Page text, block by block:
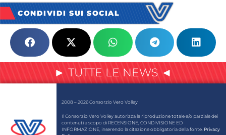
CONDIVIDI SUI SOCIAL
► TUTTE LE NEWS ◄
2008 – 2026 Consorzio Vero Volley
Il Consorzio Vero Volley autorizza la riproduzione totale e/o parziale dei
contenuti a scopo di RECENSIONE, CONDIVISIONE ED
INFORMAZIONE, inserendo la citazione obbligatoria della fonte. Privacy